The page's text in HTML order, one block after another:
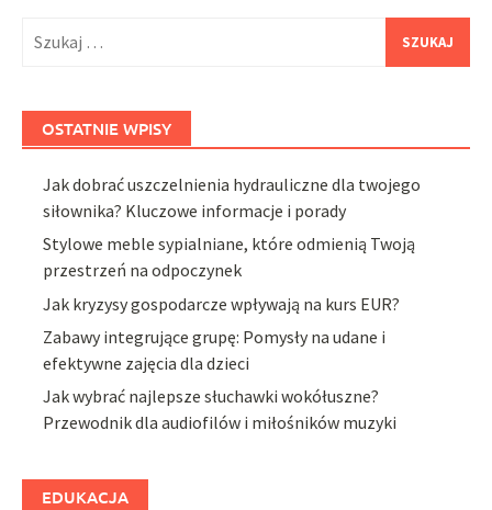
OSTATNIE WPISY
Jak dobrać uszczelnienia hydrauliczne dla twojego
siłownika? Kluczowe informacje i porady
Stylowe meble sypialniane, które odmienią Twoją
przestrzeń na odpoczynek
Jak kryzysy gospodarcze wpływają na kurs EUR?
Zabawy integrujące grupę: Pomysły na udane i
efektywne zajęcia dla dzieci
Jak wybrać najlepsze słuchawki wokółuszne?
Przewodnik dla audiofilów i miłośników muzyki
EDUKACJA